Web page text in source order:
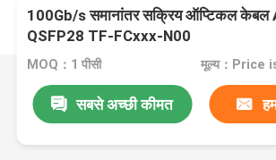
100Gb/s समानांतर सक्रिय ऑप्टिकल केबल
QSFP28 TF-FCxxx-N00
MOQ：1 पीसी मूल्य：Price
सबसे अच्छी कीमत